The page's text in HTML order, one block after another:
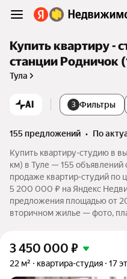
Купить квартиру -
станции Родничок
Тула
AI 3 Фильтры
155 предложений •
по
Купить квартиру-студию в
км) в Туле — 155 объявлений
продаже квартир-студий по
5 200 000 ₽ на Яндекс
предложения площадью от
вторичном жилье — фото,
3 450 000 ₽
22 м² квартира-студия 17